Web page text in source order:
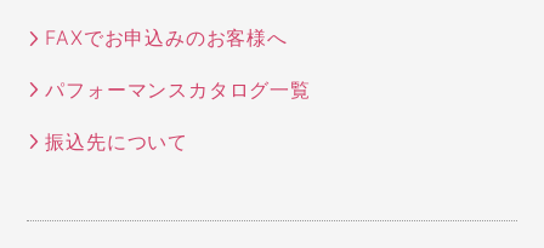
FAXでお申込みのお客様へ
パフォーマンスカタログ一覧
振込先について